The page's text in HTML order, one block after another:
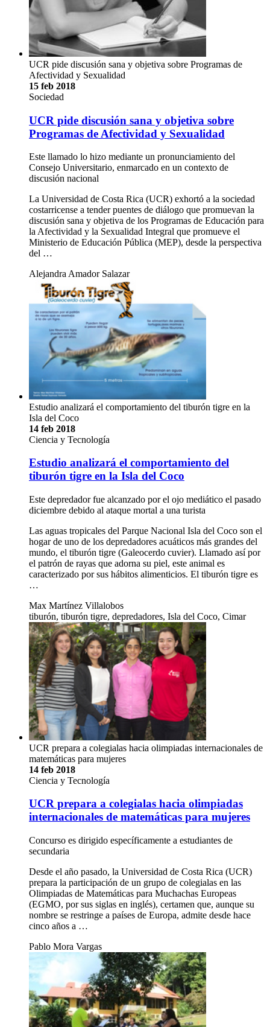
UCR pide discusión sana y objetiva sobre Programas de
Afectividad y Sexualidad
15 feb 2018
Sociedad
UCR pide discusión sana y objetiva sobre
Programas de Afectividad y Sexualidad
Este llamado lo hizo mediante un pronunciamiento del
Consejo Universitario, enmarcado en un contexto de
discusión nacional
La Universidad de Costa Rica (UCR) exhortó a la sociedad
costarricense a tender puentes de diálogo que promuevan la
discusión sana y objetiva de los Programas de Educación para
la Afectividad y la Sexualidad Integral que promueve el
Ministerio de Educación Pública (MEP), desde la perspectiva
del …
Alejandra Amador Salazar
Estudio analizará el comportamiento del tiburón tigre en la
Isla del Coco
14 feb 2018
Ciencia y Tecnología
Estudio analizará el comportamiento del
tiburón tigre en la Isla del Coco
Este depredador fue alcanzado por el ojo mediático el pasado
diciembre debido al ataque mortal a una turista
Las aguas tropicales del Parque Nacional Isla del Coco son el
hogar de uno de los depredadores acuáticos más grandes del
mundo, el tiburón tigre (Galeocerdo cuvier). Llamado así por
el patrón de rayas que adorna su piel, este animal es
caracterizado por sus hábitos alimenticios. El tiburón tigre es
…
Max Martínez Villalobos
tiburón, tiburón tigre, depredadores, Isla del Coco, Cimar
UCR prepara a colegialas hacia olimpiadas internacionales de
matemáticas para mujeres
14 feb 2018
Ciencia y Tecnología
UCR prepara a colegialas hacia olimpiadas
internacionales de matemáticas para mujeres
Concurso es dirigido específicamente a estudiantes de
secundaria
Desde el año pasado, la Universidad de Costa Rica (UCR)
prepara la participación de un grupo de colegialas en las
Olimpiadas de Matemáticas para Muchachas Europeas
(EGMO, por sus siglas en inglés), certamen que, aunque su
nombre se restringe a países de Europa, admite desde hace
cinco años a …
Pablo Mora Vargas